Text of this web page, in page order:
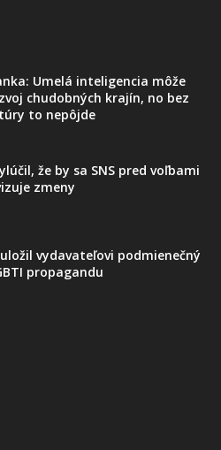
Umelá inteligencia môže
chudobných krajín, no bez
to nepôjde
že by sa SNS pred voľbami
zmeny
vydavateľovi podmienečný
propagandu